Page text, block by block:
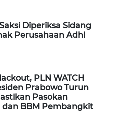
Diperiksa Sidang
Perusahaan Adhi
PLN WATCH
Prabowo Turun
Pasokan
dan BBM Pembangkit